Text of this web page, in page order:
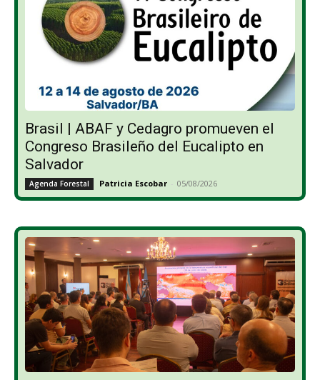
Brasil | ABAF y Cedagro promueven el
Congreso Brasileño del Eucalipto en
Salvador
Agenda Forestal Patricia Escobar - 05/08/2026